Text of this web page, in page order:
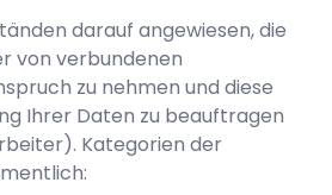
darauf angewiesen, die
von verbundenen
zu nehmen und diese
Ihrer Daten zu beauftragen
Kategorien der